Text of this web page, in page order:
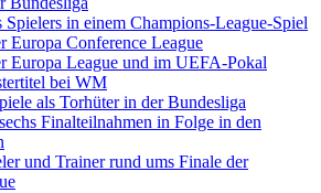
Spielers in einem Champions-League-Spiel
Europa Conference League
Europa League und im UEFA-Pokal
bei WM
als Torhüter in der Bundesliga
Finalteilnahmen in Folge in den
und Trainer rund ums Finale der